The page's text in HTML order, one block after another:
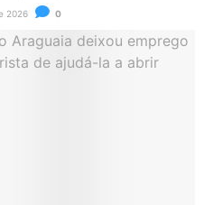
2026 0